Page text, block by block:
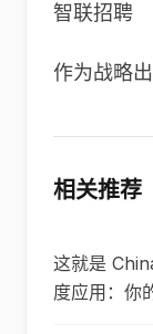
智联招聘
作为战略出
相关推荐
这就是
度应用：你